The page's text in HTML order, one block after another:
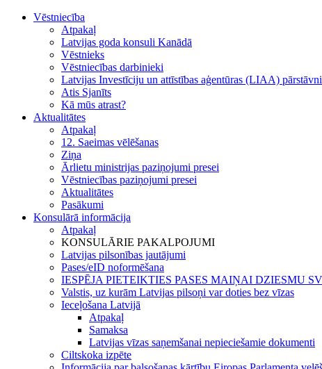
Vēstniecība
Atpakaļ
Latvijas goda konsuli Kanādā
Vēstnieks
Vēstniecības darbinieki
Latvijas Investīciju un attīstības aģentūras (LIAA)
Atis Sjanīts
Kā mūs atrast?
Aktualitātes
Atpakaļ
12. Saeimas vēlēšanas
Ziņa
Ārlietu ministrijas paziņojumi presei
Vēstniecības paziņojumi presei
Aktualitātes
Pasākumi
Konsulārā informācija
Atpakaļ
KONSULĀRIE PAKALPOJUMI
Latvijas pilsonības jautājumi
Pases/eID noformēšana
IESPĒJA PIETEIKTIES PASES MAIŅAI DZIESMU
Valstis, uz kurām Latvijas pilsoņi var doties bez vīzas
Ieceļošana Latvijā
Atpakaļ
Samaksa
Latvijas vīzas saņemšanai nepieciešamie dokumenti
Ciltskoka izpēte